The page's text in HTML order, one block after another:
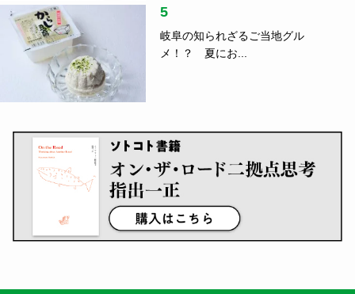
5
岐阜の知られざるご当地グル
メ！？ 夏にお...